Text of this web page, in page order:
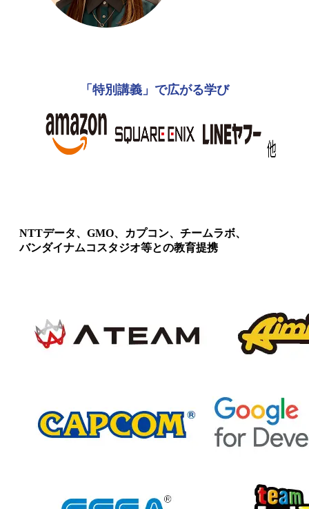
「特別講義」で広がる学び
NTTデータ、GMO、カプコン、チームラボ、
バンダイナムコスタジオ等との教育提携